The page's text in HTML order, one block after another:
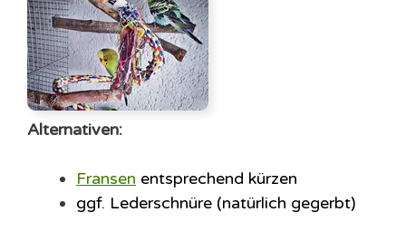
Alternativen:
Fransen entsprechend kürzen
ggf. Lederschnüre (natürlich gegerbt)